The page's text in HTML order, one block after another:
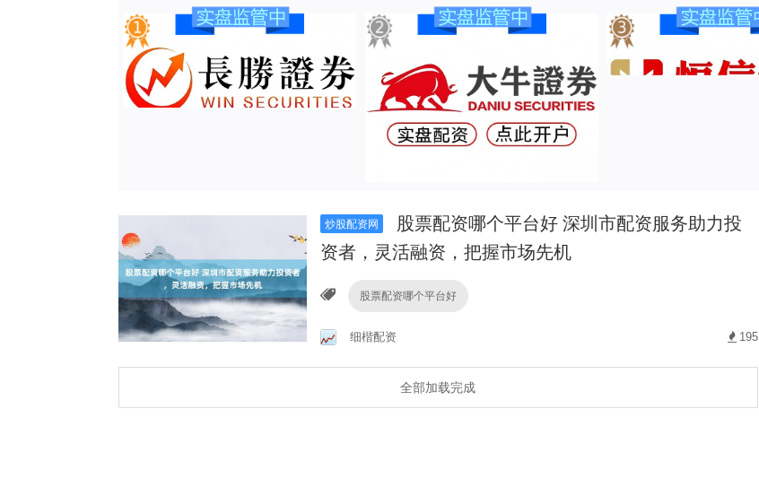
炒股配资网
股票配资哪个平台好 深圳市配资服务助力投
资者，灵活融资，把握市场先机
股票配资哪个平台好
细楷配资 195
全部加载完成